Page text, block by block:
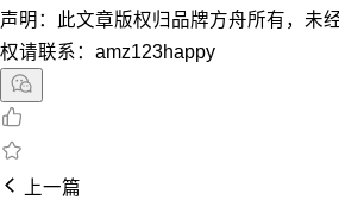
声明：此文章版权归品牌方舟所有，未
权请联系：amz123happy
上一篇